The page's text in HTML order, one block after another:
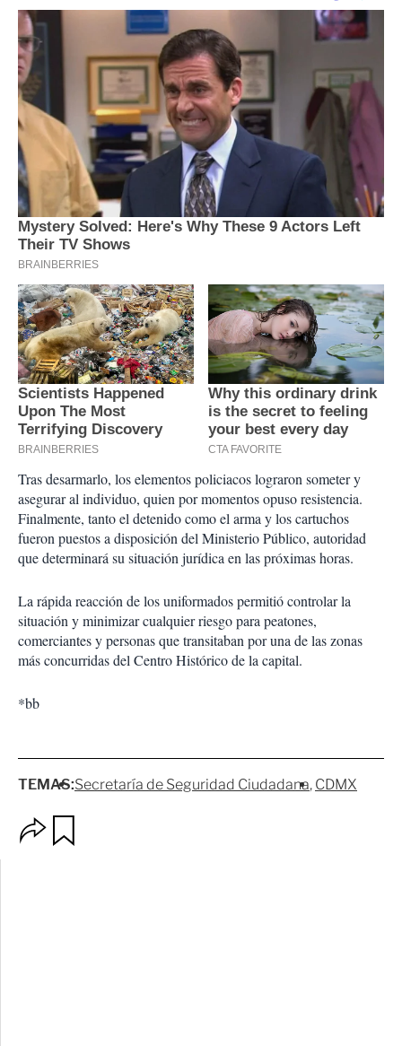
Tras desarmarlo, los elementos policiacos lograron someter y
asegurar al individuo, quien por momentos opuso resistencia.
Finalmente, tanto el detenido como el arma y los cartuchos
fueron puestos a disposición del Ministerio Público, autoridad
que determinará su situación jurídica en las próximas horas.
La rápida reacción de los uniformados permitió controlar la
situación y minimizar cualquier riesgo para peatones,
comerciantes y personas que transitaban por una de las zonas
más concurridas del Centro Histórico de la capital.
*bb
TEMAS:Secretaría de Seguridad Ciudadana CDMX